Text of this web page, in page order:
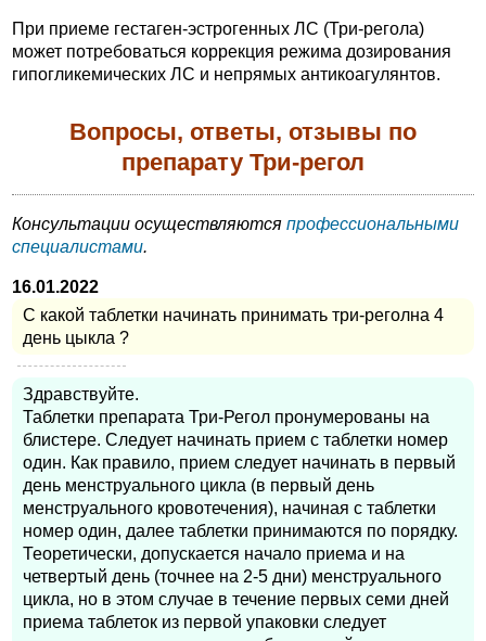
При приеме гестаген-эстрогенных ЛС (Три-регола)
может потребоваться коррекция режима дозирования
гипогликемических ЛС и непрямых антикоагулянтов.
Вопросы, ответы, отзывы по
препарату Три-регол
Консультации осуществляются профессиональными
специалистами.
16.01.2022
С какой таблетки начинать принимать три-реголна 4
день цыкла ?
Здравствуйте.
Таблетки препарата Три-Регол пронумерованы на
блистере. Следует начинать прием с таблетки номер
один. Как правило, прием следует начинать в первый
день менструального цикла (в первый день
менструального кровотечения), начиная с таблетки
номер один, далее таблетки принимаются по порядку.
Теоретически, допускается начало приема и на
четвертый день (точнее на 2-5 дни) менструального
цикла, но в этом случае в течение первых семи дней
приема таблеток из первой упаковки следует